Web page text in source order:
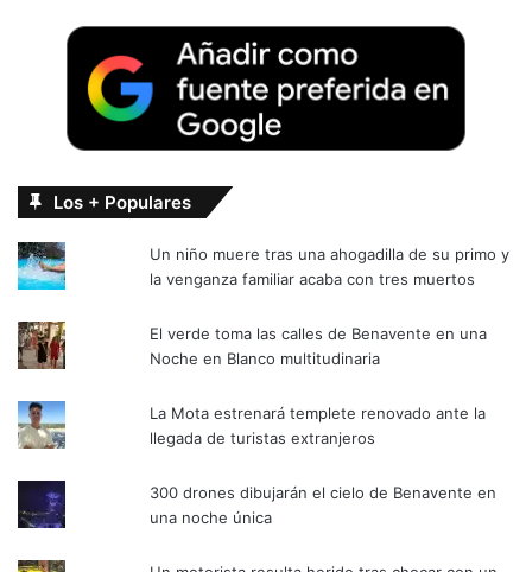
Los + Populares
Un niño muere tras una ahogadilla de su primo y
la venganza familiar acaba con tres muertos
El verde toma las calles de Benavente en una
Noche en Blanco multitudinaria
La Mota estrenará templete renovado ante la
llegada de turistas extranjeros
300 drones dibujarán el cielo de Benavente en
una noche única